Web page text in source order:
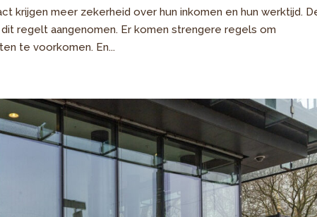
krijgen meer zekerheid over hun inkomen en hun werktijd.
regelt aangenomen. Er komen strengere regels om
te voorkomen. En...